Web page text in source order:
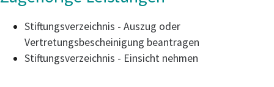
Stiftungsverzeichnis - Auszug oder
Vertretungsbescheinigung beantragen
Stiftungsverzeichnis - Einsicht nehmen